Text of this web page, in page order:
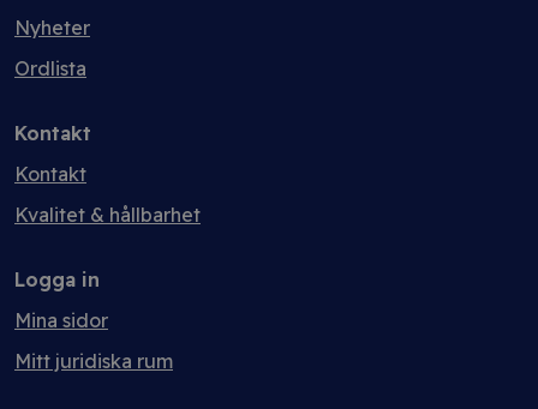
Nyheter
Ordlista
Kontakt
Kontakt
Kvalitet & hållbarhet
Logga in
Mina sidor
Mitt juridiska rum